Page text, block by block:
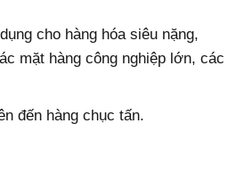
cho hàng hóa siêu nặng,
mặt hàng công nghiệp lớn, các
đến hàng chục tấn.